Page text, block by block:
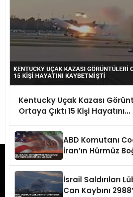
Kentucky Uçak Kazası
Ortaya Çıktı 15 Kişi Hayatını
ABD Komutanı
İran’ın Hürmüz
İsrail Saldırıları
Can Kaybını